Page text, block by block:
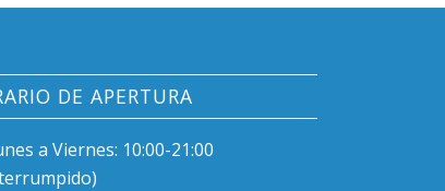
DE APERTURA
a Viernes: 10:00-21:00